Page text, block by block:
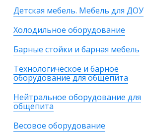
Детская мебель. Мебель для ДОУ
Холодильное оборудование
Барные стойки и барная мебель
Технологическое и барное
оборудование для общепита
Нейтральное оборудование для
общепита
Весовое оборудование